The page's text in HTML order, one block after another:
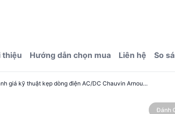
thiệu Hướng dẫn chọn mua Liên hệ So
Đánh giá kỹ thuật kẹp dòng điện AC/DC Chauvin Arnoux PAC10 (600A)
Đánh